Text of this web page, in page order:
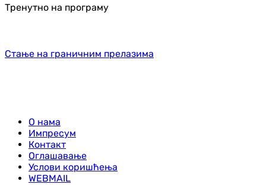
Тренутно на програму
Стање на граничним прелазима
О нама
Импресум
Контакт
Оглашавање
Услови коришћења
WEBMAIL